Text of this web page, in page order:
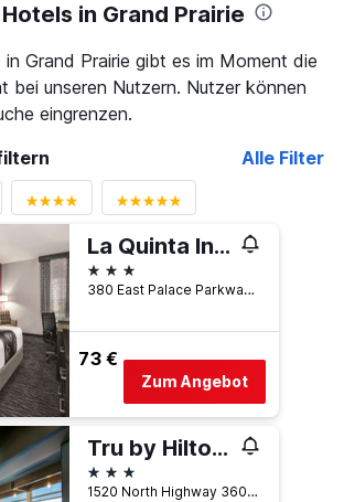
in Grand Prairie
in Grand Prairie gibt es im Moment die
bei unseren Nutzern. Nutzer können
eingrenzen.
Alle Filter
La Quinta Inn & Suites by Wyndham Dallas Grand Prairie North
3 Sterne
380 East Palace Parkway, Grand Prairie, TX, USA
73 €
Zum Angebot
Tru by Hilton Grand Prairie Dallas
3 Sterne
1520 North Highway 360, Grand Prairie, TX, USA